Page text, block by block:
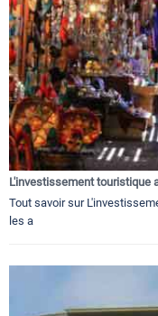
L'investissement touristique
Tout savoir sur
les a